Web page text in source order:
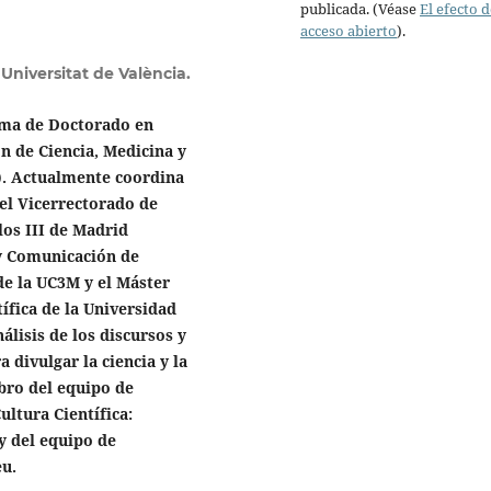
de València.
de Doctorado en
de Ciencia, Medicina y
Actualmente coordina
Vicerrectorado de
III de Madrid
Comunicación de
la UC3M y el Máster
de la Universidad
de los discursos y
divulgar la ciencia y la
del equipo de
Científica:
del equipo de
publicada. (VéaseEl efecto
acceso abierto).